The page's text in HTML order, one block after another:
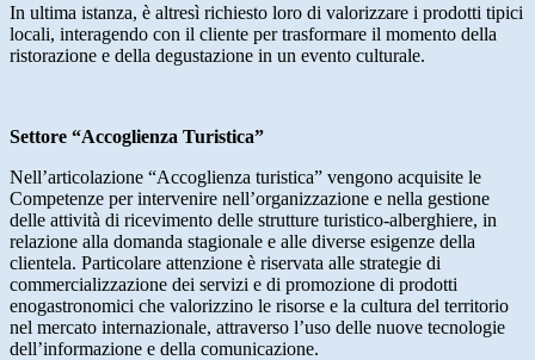
In ultima istanza, è altresì richiesto loro di valorizzare i prodotti tipici
locali, interagendo con il cliente per trasformare il momento della
ristorazione e della degustazione in un evento culturale.
Settore “Accoglienza Turistica”
Nell’articolazione “Accoglienza turistica” vengono acquisite le
Competenze per intervenire nell’organizzazione e nella gestione
delle attività di ricevimento delle strutture turistico-alberghiere, in
relazione alla domanda stagionale e alle diverse esigenze della
clientela. Particolare attenzione è riservata alle strategie di
commercializzazione dei servizi e di promozione di prodotti
enogastronomici che valorizzino le risorse e la cultura del territorio
nel mercato internazionale, attraverso l’uso delle nuove tecnologie
dell’informazione e della comunicazione.